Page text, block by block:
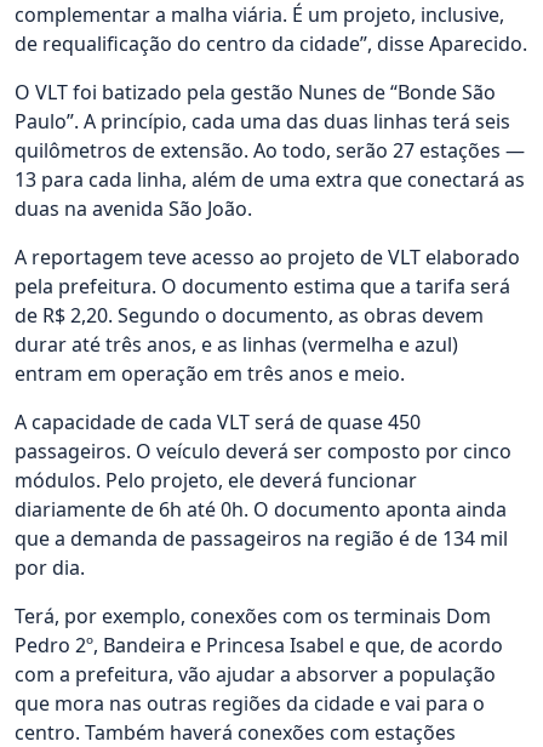
complementar a malha viária. É um projeto, inclusive,
de requalificação do centro da cidade”, disse Aparecido.
O VLT foi batizado pela gestão Nunes de “Bonde São
Paulo”. A princípio, cada uma das duas linhas terá seis
quilômetros de extensão. Ao todo, serão 27 estações —
13 para cada linha, além de uma extra que conectará as
duas na avenida São João.
A reportagem teve acesso ao projeto de VLT elaborado
pela prefeitura. O documento estima que a tarifa será
de R$ 2,20. Segundo o documento, as obras devem
durar até três anos, e as linhas (vermelha e azul)
entram em operação em três anos e meio.
A capacidade de cada VLT será de quase 450
passageiros. O veículo deverá ser composto por cinco
módulos. Pelo projeto, ele deverá funcionar
diariamente de 6h até 0h. O documento aponta ainda
que a demanda de passageiros na região é de 134 mil
por dia.
Terá, por exemplo, conexões com os terminais Dom
Pedro 2º, Bandeira e Princesa Isabel e que, de acordo
com a prefeitura, vão ajudar a absorver a população
que mora nas outras regiões da cidade e vai para o
centro. Também haverá conexões com estações